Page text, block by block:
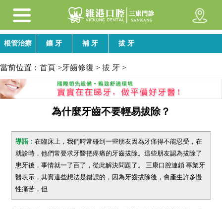
根管治療 鑲 牙 補 牙 拔 牙
當前位置： 首頁 >牙齒修復 > 拔 牙 >
為什麼牙齒不要輕易拔除？
導語：在臨床上，我們時常碰到一些朋友因為牙痛得不能忍受，在
就診時，他們常要求牙醫把疼痛的牙齒拔除。這些朋友認為拔除了
患牙後，事情就一了百了，從此解決問題了。 三康口腔連鎖 專業牙
醫表示，其實這些想法是錯誤的，因為牙齒拔除後，會產生許多慢
性痛苦，但